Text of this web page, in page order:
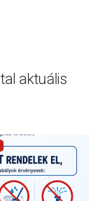
aktuális